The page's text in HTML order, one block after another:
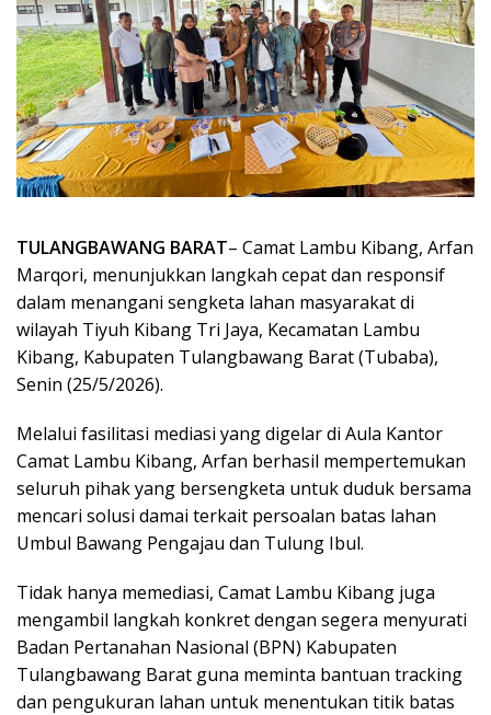
TULANGBAWANG BARAT– Camat Lambu Kibang, Arfan
Marqori, menunjukkan langkah cepat dan responsif
dalam menangani sengketa lahan masyarakat di
wilayah Tiyuh Kibang Tri Jaya, Kecamatan Lambu
Kibang, Kabupaten Tulangbawang Barat (Tubaba),
Senin (25/5/2026).
Melalui fasilitasi mediasi yang digelar di Aula Kantor
Camat Lambu Kibang, Arfan berhasil mempertemukan
seluruh pihak yang bersengketa untuk duduk bersama
mencari solusi damai terkait persoalan batas lahan
Umbul Bawang Pengajau dan Tulung Ibul.
Tidak hanya memediasi, Camat Lambu Kibang juga
mengambil langkah konkret dengan segera menyurati
Badan Pertanahan Nasional (BPN) Kabupaten
Tulangbawang Barat guna meminta bantuan tracking
dan pengukuran lahan untuk menentukan titik batas